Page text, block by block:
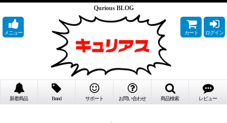
Qurious BLOG
メニュー カート ログイン
新着商品 Brand サポート お問い合わせ 商品検索 レビュー